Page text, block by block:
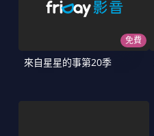
免費
來自星星的事第20季